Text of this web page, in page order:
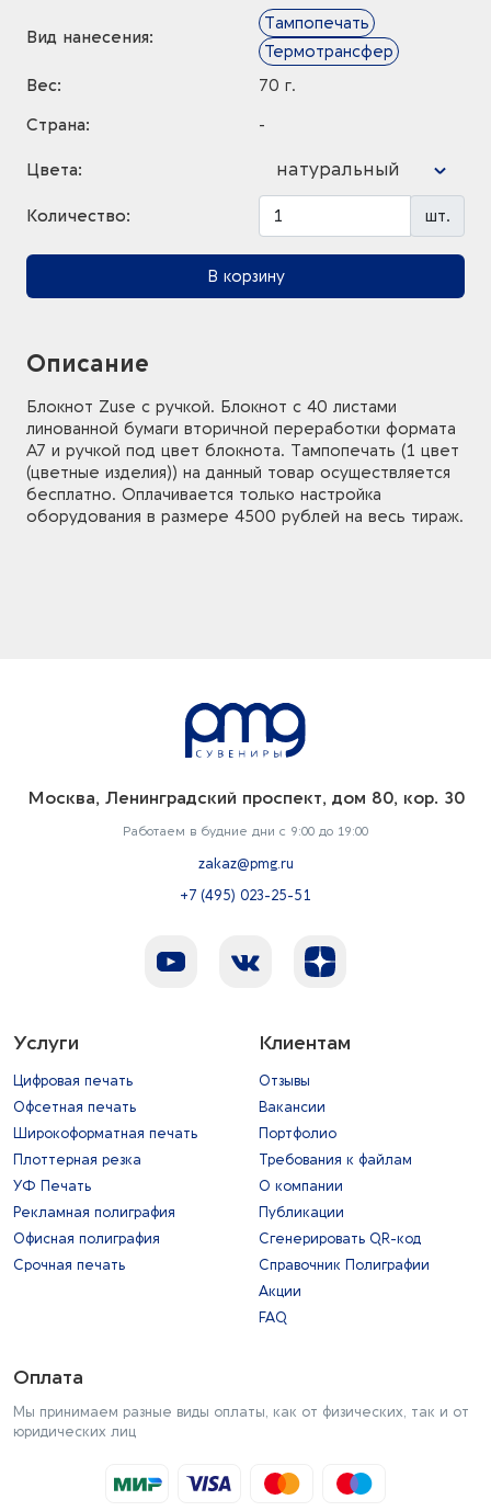
Вид нанесения:
Тампопечать
Термотрансфер
Вес:
70 г.
Страна:
-
Цвета: натуральный
Количество: шт.
В корзину
Описание
Блокнот Zuse с ручкой. Блокнот с 40 листами
линованной бумаги вторичной переработки формата
A7 и ручкой под цвет блокнота. Тампопечать (1 цвет
(цветные изделия)) на данный товар осуществляется
бесплатно. Оплачивается только настройка
оборудования в размере 4500 рублей на весь тираж.
Москва, Ленинградский проспект, дом 80, кор. 30
Работаем в будние дни с 9:00 до 19:00
zakaz@pmg.ru
+7 (495) 023-25-51
Услуги
Цифровая печать
Офсетная печать
Широкоформатная печать
Плоттерная резка
УФ Печать
Рекламная полиграфия
Офисная полиграфия
Срочная печать
Клиентам
Отзывы
Вакансии
Портфолио
Требования к файлам
О компании
Публикации
Сгенерировать QR-код
Справочник Полиграфии
Акции
FAQ
Оплата
Мы принимаем разные виды оплаты, как от физических, так и от
юридических лиц